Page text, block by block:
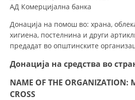
ЗАКОН ЗА ЦКРМ
СТАТУТ НА ЦКРМ
ОРГАНИЗАЦИЈА И
АД Комерцијална банка
Донација на помош во: храна,
хигиена, постелнина и други
предадат во општинските
Донација на средства во
NAME OF THE ORGANIZATION:
CROSS